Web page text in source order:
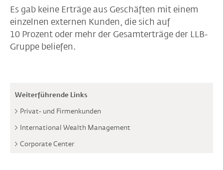
Es gab keine Erträge aus Geschäften mit einem
einzelnen externen Kunden, die sich auf
10 Prozent oder mehr der Gesamterträge der LLB-
Gruppe beliefen.
Weiterführende Links
Privat- und Firmenkunden
International Wealth Management
Corporate Center